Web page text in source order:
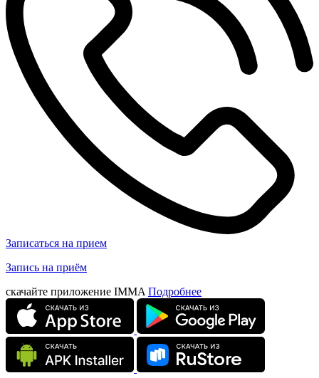
Записаться на прием
Запись на приём
скачайте приложение IMMA Подробнее